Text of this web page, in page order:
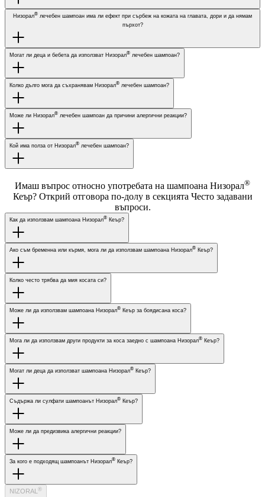
Низорал® лечебен шампоан има ли ефект при сърбеж на кожата на главата, дори и да нямам
пърхот?
Могат ли деца и бебета да използват Низорал® лечебен шампоан?
Колко дълго мога да съхранявам Низорал® лечебен шампоан?
Може ли Низорал® лечебен шампоан да причини алергични реакции?
Кой има полза от Низорал® лечебен шампоан?
Имаш въпрос относно употребата на шампоана Низорал®
Кеър? Открий отговора по-долу в секцията Често задавани
въпроси.
Как да използвам шампоана Низорал® Кеър?
Ако съм бременна или кърмя, мога ли да използвам шампоана Низорал® Кеър?
Колко често трябва да мия косата си?
Може ли да използвам шампоана Низорал® Кеър за боядисана коса?
Мога ли да използвам други продукти за коса заедно с шампоана Низорал® Кеър?
Могат ли деца да използват шампоана Низорал® Кеър?
Съдържа ли сулфати шампоанът Низорал® Кеър?
Може ли да предизвика алергични реакции?
За кого е подходящ шампоанът Низорал® Кеър?
NIZORAL ®